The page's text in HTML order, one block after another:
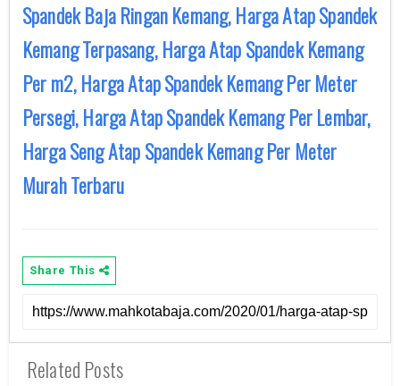
Spandek Baja Ringan Kemang, Harga Atap Spandek
Kemang Terpasang, Harga Atap Spandek Kemang
Per m2, Harga Atap Spandek Kemang Per Meter
Persegi, Harga Atap Spandek Kemang Per Lembar,
Harga Seng Atap Spandek Kemang Per Meter
Murah Terbaru
Share This
Related Posts